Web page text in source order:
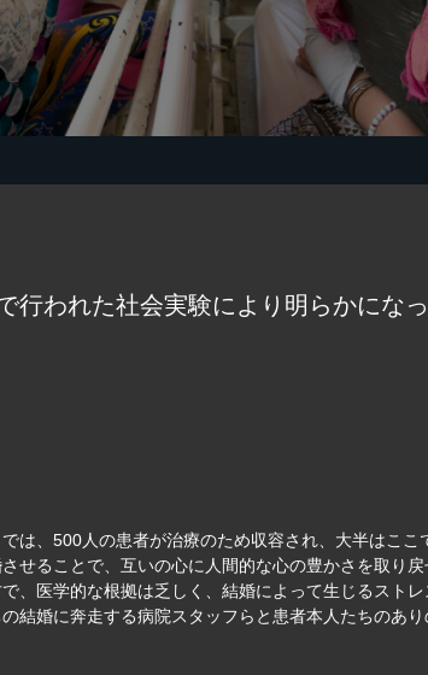
行われた社会実験により明らかにな
は、500人の患者が治療のため収容され、大半はこ
せることで、互いの心に人間的な心の豊かさを取り
、医学的な根拠は乏しく、結婚によって生じるスト
結婚に奔走する病院スタッフらと患者本人たちのあ